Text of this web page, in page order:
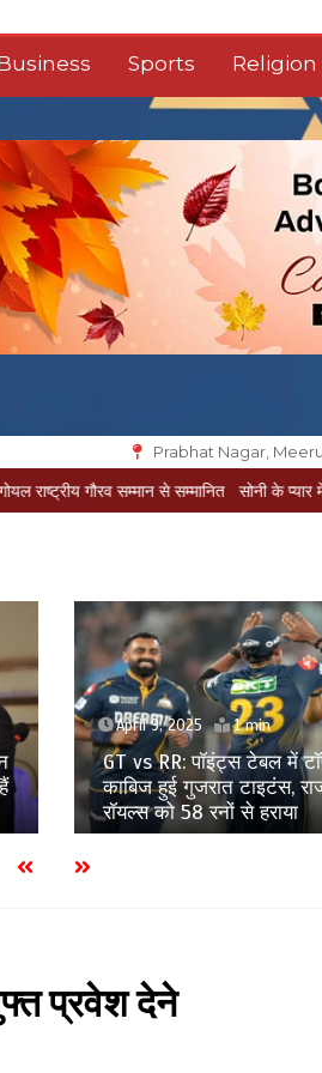
Sports Religion
Prabhat Nagar,
सम्मान से सम्मानित सोनी के प्यार में दीवानी सीता
April 4, 2025 1 min
LSG vs MI: लखनऊ सुपर
फतेह किया इकाना, मुंबई
रन से दी मात
प्रवेश देने